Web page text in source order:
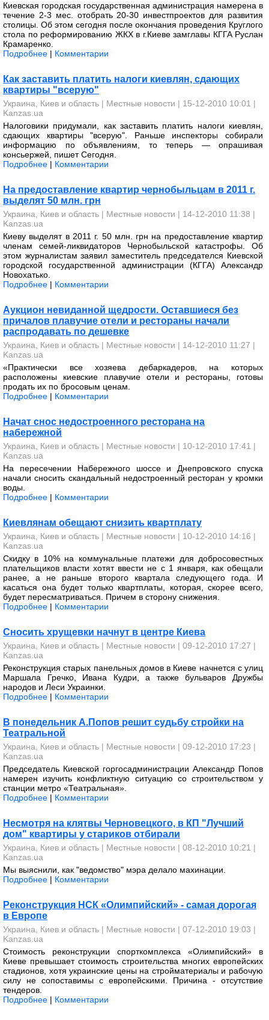
Киевская городская государственная администрация намерена в
течение 2-3 мес. отобрать 20-30 инвестпроектов для развития
столицы. Об этом сегодня после окончания проведения Круглого
стола по реформированию ЖКХ в г.Киеве замглавы КГГА Руслан
Крамаренко.
Подробнее | Комментарии
Как заставить платить налоги киевлян, сдающих
квартиры "всерую"
Украина, Киев и область | Местные новости | 15-12-2010 10:01 |
Kanzas.ua
Налоговики придумали, как заставить платить налоги киевлян,
сдающих квартиры "всерую". Раньше инспекторы собирали
информацию по объявлениям, то теперь — опрашивая
консьержей, пишет Сегодня.
Подробнее | Комментарии
На предоставление квартир чернобыльцам в 2011 г.
выделят 50 млн. грн
Украина, Киев и область | Местные новости | 14-12-2010 11:38 |
Kanzas.ua
Киеву выделят в 2011 г. 50 млн. грн на предоставление квартир
членам семей-ликвидаторов Чернобыльской катастрофы. Об
этом журналистам заявил заместитель председателся Киевской
городской государственной администрации (КГГА) Александр
Новохатько.
Подробнее | Комментарии
Аукцион невиданной щедрости. Оставшиеся без
причалов плавучие отели и рестораны начали
распродавать по дешевке
Украина, Киев и область | Местные новости | 14-12-2010 11:27 |
Kanzas.ua
«Практически все хозяева дебаркадеров, на которых
расположены киевские плавучие отели и рестораны, готовы
продать их по бросовым ценам.
Подробнее | Комментарии
Начат снос недостроенного ресторана на
набережной
Украина, Киев и область | Местные новости | 10-12-2010 17:41 |
Kanzas.ua
На пересечении Набережного шоссе и Днепровского спуска
начали сносить скандальный недостроенный ресторан у кромки
воды.
Подробнее | Комментарии
Киевлянам обещают снизить квартплату
Украина, Киев и область | Местные новости | 10-12-2010 14:16 |
Kanzas.ua
Скидку в 10% на коммунальные платежи для добросовестных
плательщиков власти хотят ввести не с 1 января, как обещали
ранее, а не раньше второго квартала следующего года. И
касаться она будет только квартплаты, которая, скорее всего,
будет пересматриваться. Причем в сторону снижения.
Подробнее | Комментарии
Сносить хрущевки начнут в центре Киева
Украина, Киев и область | Местные новости | 09-12-2010 17:27 |
Kanzas.ua
Реконструкция старых панельных домов в Киеве начнется с улиц
Маршала Гречко, Ивана Кудри, а также бульваров Дружбы
народов и Леси Украинки​.
Подробнее | Комментарии
В понедельник А.Попов решит судьбу стройки на
Театральной
Украина, Киев и область | Местные новости | 09-12-2010 17:23 |
Kanzas.ua
Председатель Киевской горгосадминистрации Александр Попов
намерен изучить конфликтную ситуацию со строительством у
станции метро «Театральная».
Подробнее | Комментарии
Несмотря на клятвы Черновецкого, в КП "Лучший
дом" квартиры у стариков отбирали
Украина, Киев и область | Местные новости | 08-12-2010 10:21 |
Kanzas.ua
Мы выяснили, как "ведомство" мэра делало махинации.
Подробнее | Комментарии
Реконструкция НСК «Олимпийский» - самая дорогая
в Европе
Украина, Киев и область | Местные новости | 07-12-2010 19:03 |
Kanzas.ua
Стоимость реконструкции спорткомплекса «Олимпийский» в
Киеве превышает стоимость строительства многих европейских
стадионов, хотя украинские цены на стройматериалы и рабочую
силу не сопоставимы с европейскими. Причина - отсутствие
тендеров.
Подробнее | Комментарии